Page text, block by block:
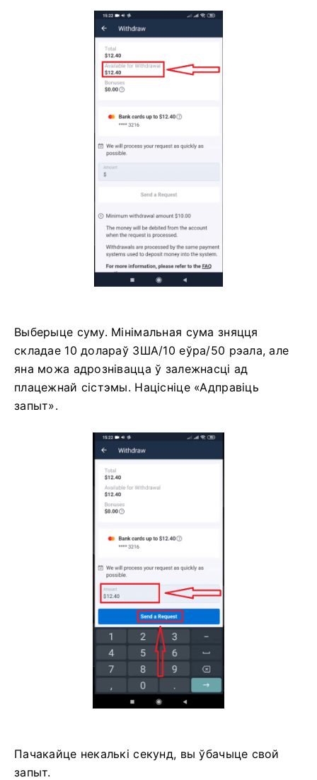
Выберыце суму. Мінімальная сума зняцця
складае 10 долараў ЗША/10 еўра/50 рэала, але
яна можа адрознівацца ў залежнасці ад
плацежнай сістэмы. Націсніце «Адправіць
запыт».
Пачакайце некалькі секунд, вы ўбачыце свой
запыт.